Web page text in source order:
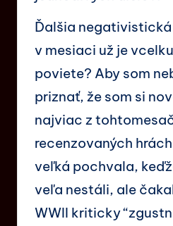
Ďalšia
v mesiaci už je
poviete? Aby som
priznať, že som si
najviac z
recenzovaných
veľká pochvala,
veľa nestáli, ale
WWII kriticky